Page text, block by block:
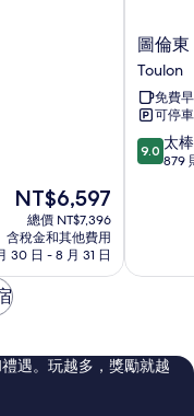
現
在
價
格
為
NT$6,597
總價 NT$7,396
含稅金和其他費用
30 日 - 8 月 31 日
圖
倫
東
IHG
旗
下
快
Toulon
圖倫
Toulon
免費
可停車
9.0
分，
棒
評
論
9.0 太
879
遇。玩越多，獎勵就越